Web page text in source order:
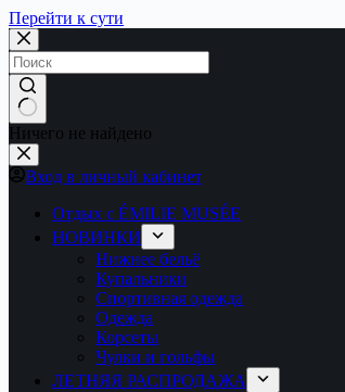
Перейти к сути
Ничего не найдено
Вход в личный кабинет
Отдых с ÉMILIE MUSÉE
НОВИНКИ
Нижнее бельё
Купальники
Спортивная одежда
Одежда
Корсеты
Чулки и гольфы
ЛЕТНЯЯ РАСПРОДАЖА